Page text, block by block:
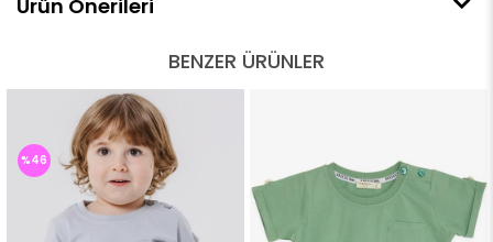
Ürün Önerileri
BENZER ÜRÜNLER
%46